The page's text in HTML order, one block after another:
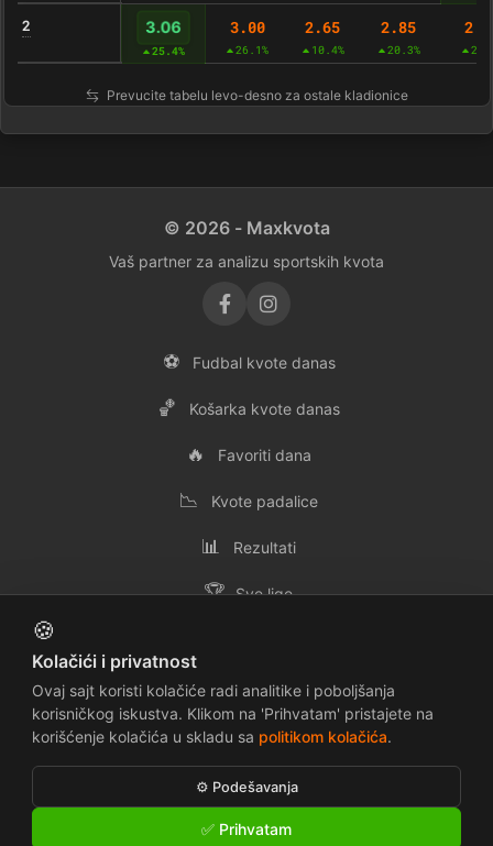
2 3.06
25.4%
3.00
26.1%
2.65
10.4%
2.85
20.3%
Prevucite tabelu levo-desno za ostale kladionice
© 2026 - Maxkvota
Vaš partner za analizu sportskih kvota
⚽ Fudbal kvote danas
🏀 Košarka kvote danas
🔥 Favoriti dana
📉 Kvote padalice
📊 Rezultati
🏆 Sve lige
✉️ Kontakt
📜 Uslovi korišćenja 🔒
🍪 Politika kolačića ⚠️ Odricanje odgovornosti
🍪
Kolačići i privatnost
Ovaj sajt koristi kolačiće radi analitike i poboljšanja
korisničkog iskustva. Klikom na 'Prihvatam' pristajete na
korišćenje kolačića u skladu sa politikom kolačića.
⚙️ Podešavanja
✅ Prihvatam